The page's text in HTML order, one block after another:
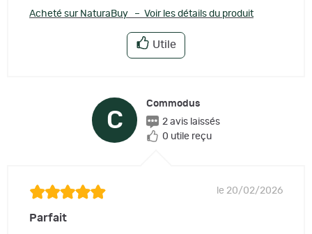
Acheté sur NaturaBuy – Voir les détails du produit
Utile
C
Commodus
2 avis laissés
0 utile reçu
le 20/02/2026
Parfait